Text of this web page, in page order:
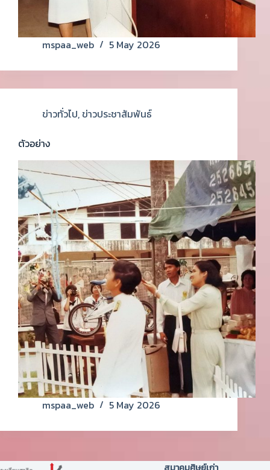
mspaa_web 5 May 2026
ข่าวทั่วไป, ข่าวประชาสัมพันธ์
ตัวอย่าง
mspaa_web 5 May 2026